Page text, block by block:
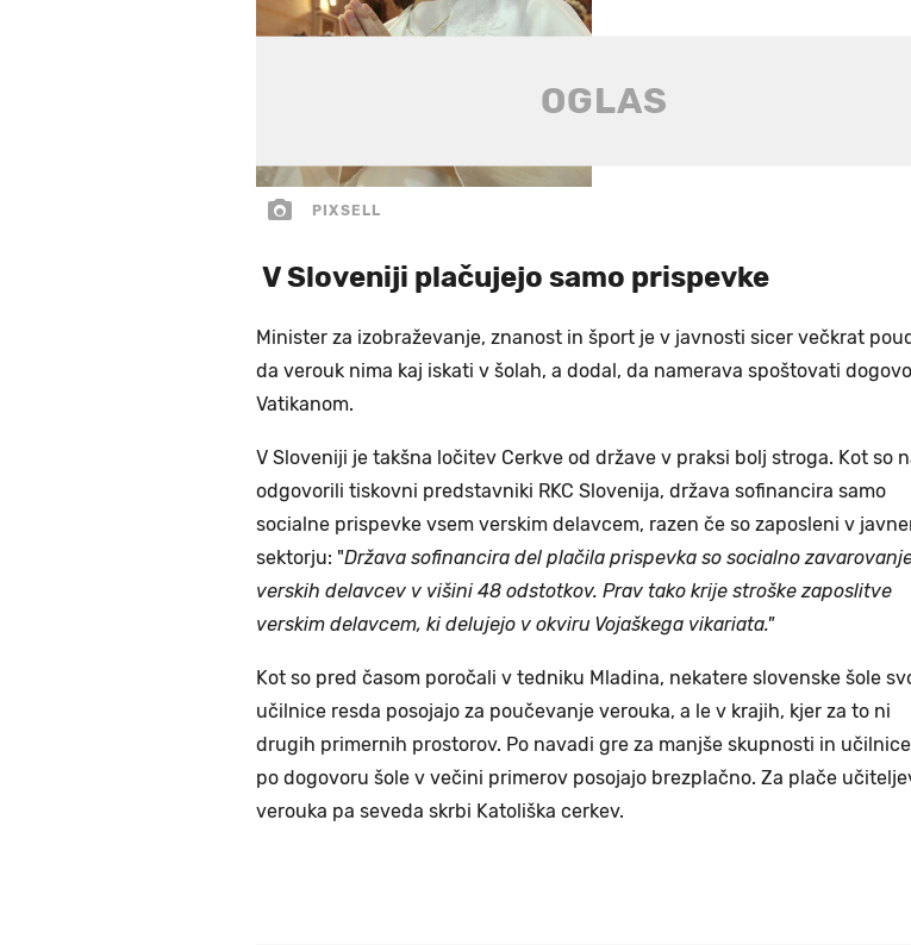
PIXSELL
V Sloveniji plačujejo samo prispevke
Minister za izobraževanje, znanost in šport je v javnosti sicer večkrat
da verouk nima kaj iskati v šolah, a dodal, da namerava spoštovati
Vatikanom.
V Sloveniji je takšna ločitev Cerkve od države v praksi bolj stroga. Kot so
odgovorili tiskovni predstavniki RKC Slovenija, država sofinancira samo
socialne prispevke vsem verskim delavcem, razen če so zaposleni v
sektorju: "Država sofinancira del plačila prispevka so socialno
verskih delavcev v višini 48 odstotkov. Prav tako krije stroške zaposlitve
verskim delavcem, ki delujejo v okviru Vojaškega vikariata."
Kot so pred časom poročali v tedniku Mladina, nekatere slovenske šole
učilnice resda posojajo za poučevanje verouka, a le v krajih, kjer za to ni
drugih primernih prostorov. Po navadi gre za manjše skupnosti in
po dogovoru šole v večini primerov posojajo brezplačno. Za plače
verouka pa seveda skrbi Katoliška cerkev.